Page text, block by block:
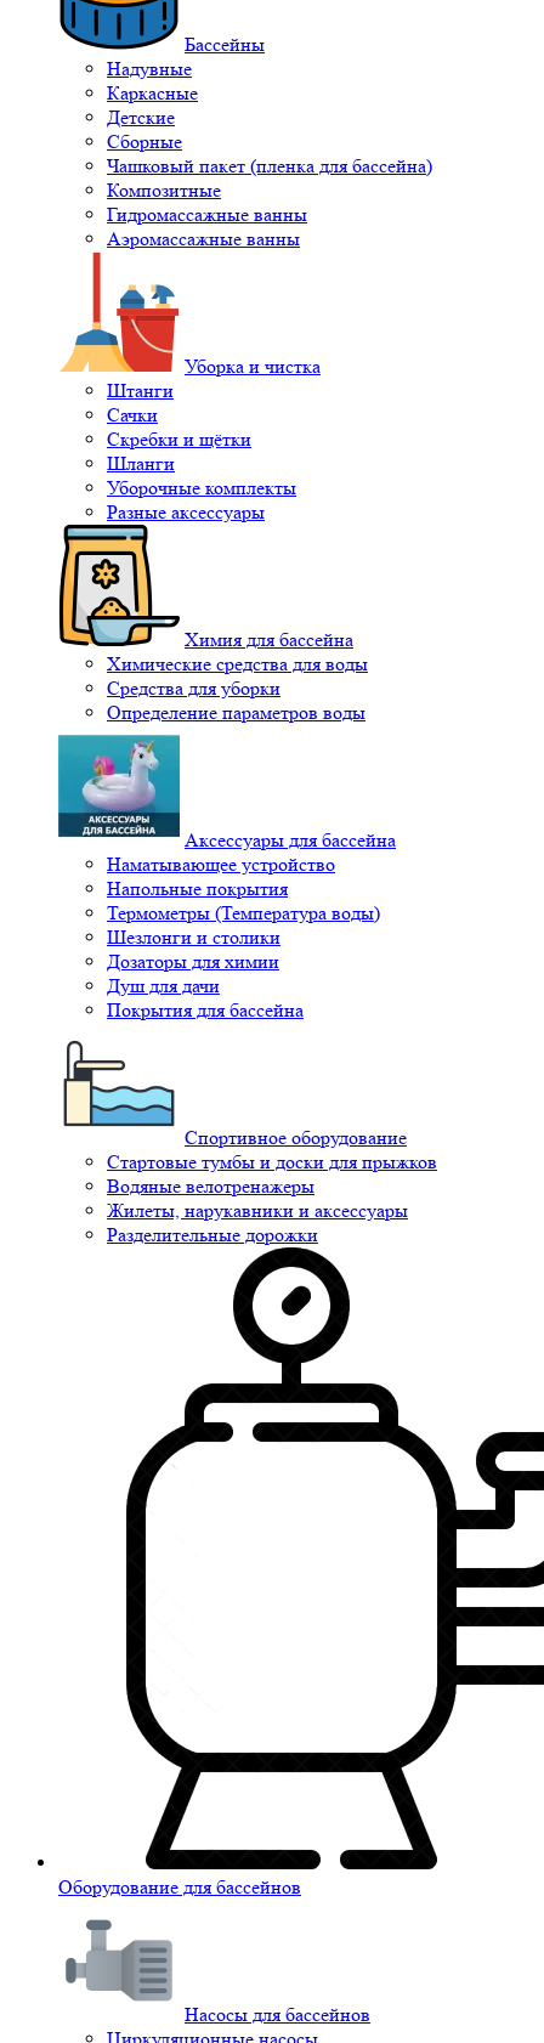
Бассейны
Надувные
Каркасные
Детские
Сборные
Чашковый пакет (пленка для бассейна)
Композитные
Гидромассажные ванны
Аэромассажные ванны
Уборка и чистка
Штанги
Сачки
Скребки и щётки
Шланги
Уборочные комплекты
Разные аксессуары
Химия для бассейна
Химические средства для воды
Средства для уборки
Определение параметров воды
Аксессуары для бассейна
Наматывающее устройство
Напольные покрытия
Термометры (Температура воды)
Шезлонги и столики
Дозаторы для химии
Душ для дачи
Покрытия для бассейна
Спортивное оборудование
Стартовые тумбы и доски для прыжков
Водяные велотренажеры
Жилеты, нарукавники и аксессуары
Разделительные дорожки
Оборудование для бассейнов
Насосы для бассейнов